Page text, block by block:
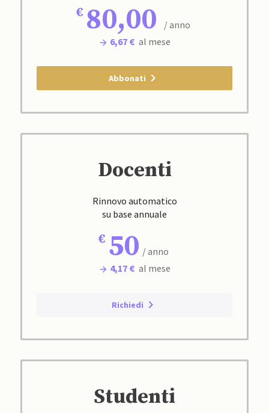
80,00
/ anno
6,67 € al mese
Abbonati
Docenti
Rinnovo automatico
su base annuale
50 / anno
4,17 € al mese
Richiedi
Studenti